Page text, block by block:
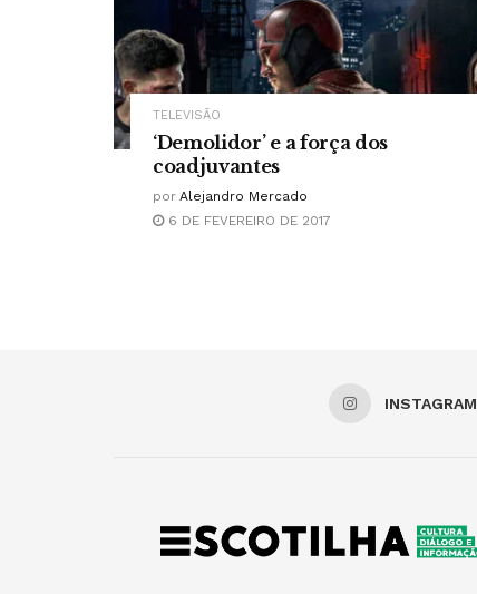
TELEVISÃO
‘Demolidor’ e a força dos
coadjuvantes
por Alejandro Mercado
6 DE FEVEREIRO DE 2017
INSTAGRAM